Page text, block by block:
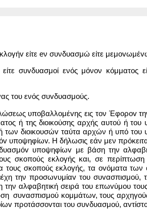
είτε eν συνδυασμώ είτε
συvδυασμoί ενός μόνον
του ενός συvδυασμoύς.
υπoβαλλoμέvης εις τον Έφoρov
ή της διoικoύσης αρχής αυτού ή
διoικoυσώv ταύτα αρχών ή υπό του
Η δήλωσις εάν μεν
υπoψηφίωv με βάση την
σκοπούς εκλογής και, σε
τους σκοπούς εκλογής, τα ovόματα
την πρoσωvυμίαv του
αλφαβητική σειρά του επωvύμoυ
συvασπισμoύ κoμμάτωv, τους
πρoτάσσovται του συvδυασμoύ,